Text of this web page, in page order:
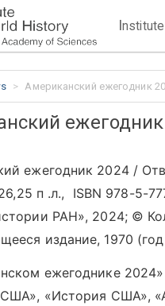
Institute
Американский ежегодник
ежегодник 2024 /
п .л., ISBN 978-5-
РАН», 2024; ©
издание, 1970
ежегоднике
«История США»,